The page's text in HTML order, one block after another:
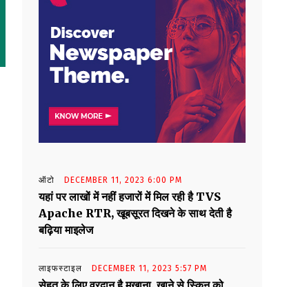
ऑटो DECEMBER 11, 2023 6:00 PM
यहां पर लाखों में नहीं हजारों में मिल रही है TVS
Apache RTR, खूबसूरत दिखने के साथ देती है
बढ़िया माइलेज
लाइफस्टाइल DECEMBER 11, 2023 5:57 PM